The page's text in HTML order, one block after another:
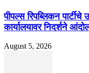
पीपल्स रिपब्लिकन
कार्यालयावर निदर्शने
August 5, 2026